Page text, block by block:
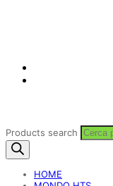
Products search
HOME